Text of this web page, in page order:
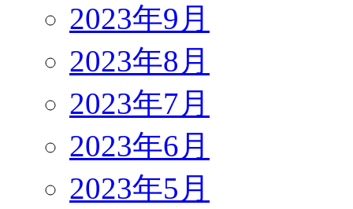
2023年9月
2023年8月
2023年7月
2023年6月
2023年5月